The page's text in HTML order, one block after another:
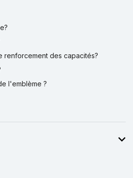
renforcement des capacités?
l'emblème ?